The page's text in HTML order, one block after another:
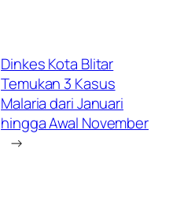
Dinkes Kota Blitar
Temukan 3 Kasus
Malaria dari Januari
hingga Awal November
→